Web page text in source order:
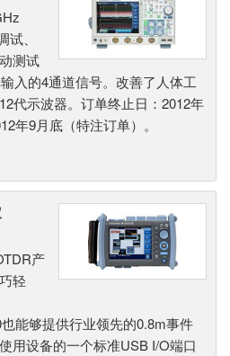
、
测试
入的4通道信号。改善了人体工
代示波器。订单终止日：2012年
年9月底（特注订单）。
产
轻
能够提供行业领先的0.8m事件
用设备的一个标准USB I/O端口